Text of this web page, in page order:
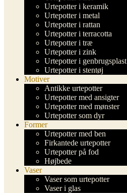
Urtepotter i keramik
Urtepotter i metal
Urtepotter i rattan
Urtepotter i terracotta
Urtepotter i træ
Urtepotter i zink
Urtepotter i genbrugsplast
Urtepotter i stentøj
Motiver
Antikke urtepotter
Urtepotter med ansigter
Urtepotter med mønster
Urtepotter som dyr
Former
Urtepotter med ben
Firkantede urtepotter
Urtepotter på fod
Højbede
Vaser
Vaser som urtepotter
Vaser i glas